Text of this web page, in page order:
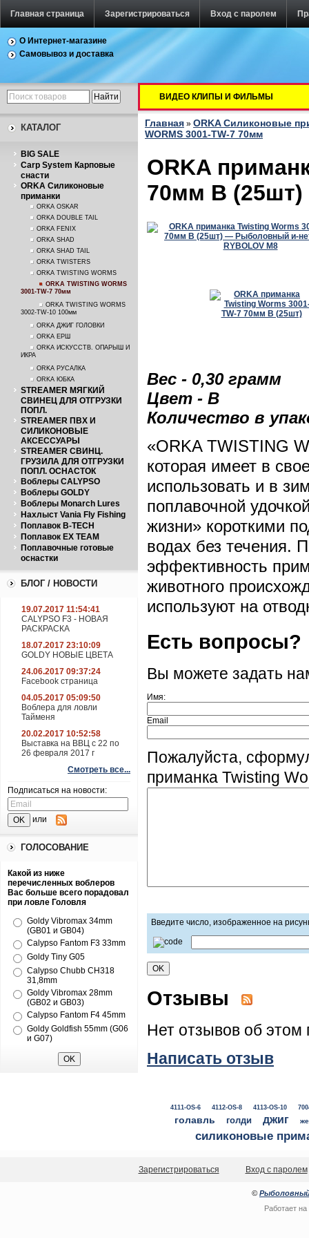
Главная страница Зарегистрироваться Вход с паролем
О Интернет-магазине
Самовывоз и доставка
КАТАЛОГ
BIG SALE
Carp System Карповые
снасти
ORKA Силиконовые
приманки
ORKA OSKAR
ORKA DOUBLE TAIL
ORKA FENIX
ORKA SHAD
ORKA SHAD TAIL
ORKA TWISTERS
ORKA TWISTING WORMS
ORKA TWISTING WORMS
3001-TW-7 70мм
ORKA TWISTING WORMS
3002-TW-10 100мм
ORKA ДЖИГ ГОЛОВКИ
ORKA ЕРШ
ORKA ИСКУССТВ. ОПАРЫШ И
ИКРА
ORKA РУСАЛКА
ORKA ЮБКА
STREAMER МЯГКИЙ
СВИНЕЦ ДЛЯ ОТГРУЗКИ
ПОПЛ.
STREAMER ПВХ И
СИЛИКОНОВЫЕ
АКСЕССУАРЫ
STREAMER СВИНЦ.
ГРУЗИЛА ДЛЯ ОТГРУЗКИ
ПОПЛ. ОСНАСТОК
Воблеры CALYPSO
Воблеры GOLDY
Воблеры Monarch Lures
Нахлыст Vania Fly Fishing
Поплавок B-TECH
Поплавок EX TEAM
Поплавочные готовые
оснастки
БЛОГ / НОВОСТИ
19.07.2017 11:54:41
CALYPSO F3 - НОВАЯ
РАСКРАСКА
18.07.2017 23:10:09
GOLDY НОВЫЕ ЦВЕТА
24.06.2017 09:37:24
Facebook страница
04.05.2017 05:09:50
Воблера для ловли
Тайменя
20.02.2017 10:52:58
Выставка на ВВЦ с 22 по
26 февраля 2017 г
Смотреть все...
Подписаться на новости:
или
ГОЛОСОВАНИЕ
Какой из ниже
перечисленных воблеров
Вас больше всего порадовал
при ловле Головля
Goldy Vibromax 34mm
(GB01 и GB04)
Calypso Fantom F3 33mm
Goldy Tiny G05
Calypso Chubb CH318
31,8mm
Goldy Vibromax 28mm
(GB02 и GB03)
Calypso Fantom F4 45mm
Goldy Goldfish 55mm (G06
и G07)
ВИДЕО КЛИПЫ И ФИЛЬМЫ
Главная » ORKA Силиконовые
WORMS 3001-TW-7 70мм
ORKA
70мм B (25шт)
Вес - 0,30 грамм
Цвет - B
Количество в
«ORKA TWISTING
которая имеет в
использовать и в
поплавочной
жизни» короткими
водах без течения.
эффективность
животного
используют на
Есть вопросы?
Вы можете задать
Имя:
Email
Пожалуйста,
приманка Twisting
Введите число, изображенное на
Отзывы
Нет отзывов об этом
Написать отзыв
4111-OS-6 4112-OS-8 4113-OS-10
голавль голди джиг
силиконовые
Зарегистрироваться Вход с паролем
© Рыболовный
Работает